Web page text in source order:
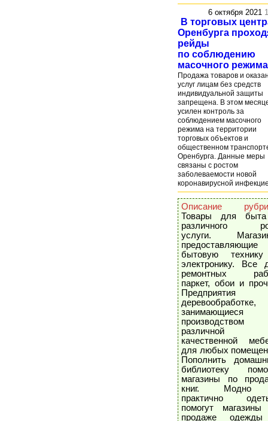
6 октября 2021
В торговых
Оренбурга
рейды
по соблюдению
масочного режима
Продажа товаров и
услуг лицам без средств
индивидуальной защиты
запрещена. В этом
усилен контроль за
соблюдением масочного
режима на территории
торговых объектов и
общественном
Оренбурга. Данные меры
связаны с ростом
заболеваемости новой
коронавирусной
Описание
Товары для
различного
услуги.
предоставляющие
бытовую
электронику. Все
ремонтных
паркет, обои и
Предприятия
деревообработке,
занимающиеся
производством
различной
качественной
для любых
Пополнить
библиотеку
магазины по
книг.
практично
помогут магазины
продаже